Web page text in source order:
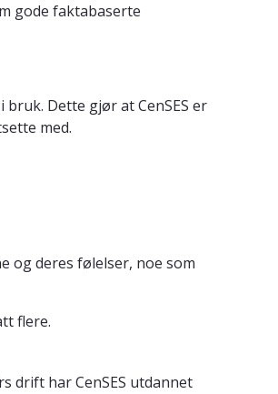
gode faktabaserte
Dette gjør at CenSES er
med.
og deres følelser, noe som
flere.
drift har CenSES utdannet